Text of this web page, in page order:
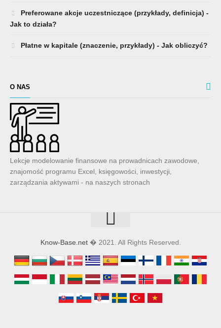
Preferowane akcje uczestniczące (przykłady, definicja) -
Jak to działa?
Płatne w kapitale (znaczenie, przykłady) - Jak obliczyć?
O NAS
Lekcje modelowanie finansowe na prowadnicach zawodowe,
znajomość programu Excel, księgowości, inwestycji,
zarządzania aktywami - na naszych stronach
Know-Base.net� 2021. All Rights Reserved.